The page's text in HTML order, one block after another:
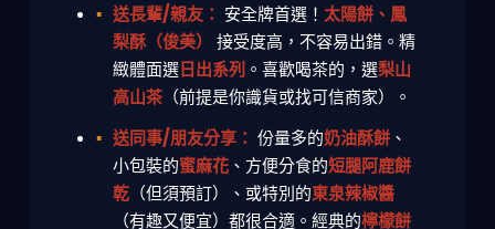
送長輩/親友： 安全牌首選！ 太陽餅、鳳
梨酥（俊美）
接受度高，不容易出錯。精
緻體面選日出系列。喜歡喝茶的，選梨山
高山茶（前提是你識貨或找可信商家）。
送同事/朋友分享： 份量多的奶油酥餅、
小包裝的蜜麻花、方便分食的短腿阿鹿餅
乾（但須預訂）、或特別的東泉辣椒醬
（有趣又便宜）都很合適。經典的檸檬餅